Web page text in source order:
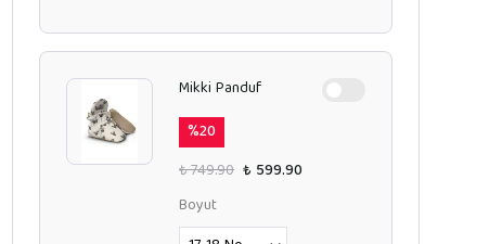
Mikki Panduf
%20
₺ 749.90 ₺ 599.90
Boyut